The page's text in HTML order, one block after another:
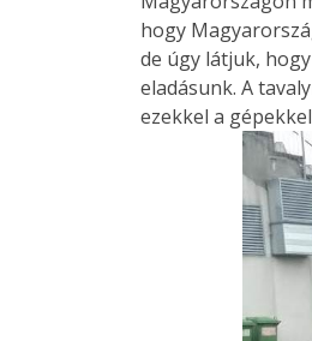
hogy
de úgy látjuk,
eladásunk. A
ezekkel a